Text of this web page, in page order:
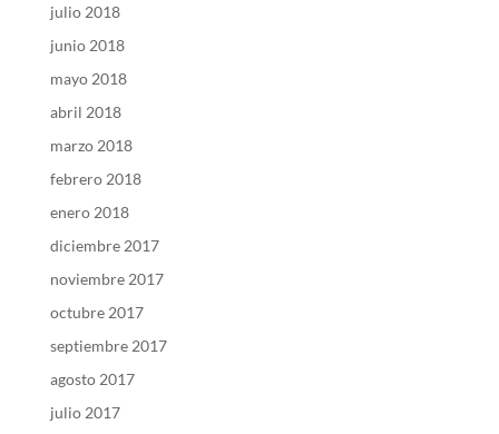
julio 2018
junio 2018
mayo 2018
abril 2018
marzo 2018
febrero 2018
enero 2018
diciembre 2017
noviembre 2017
octubre 2017
septiembre 2017
agosto 2017
julio 2017